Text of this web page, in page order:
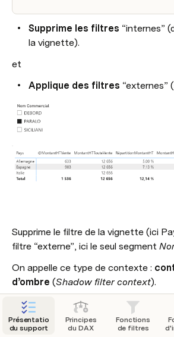
Supprime les filtres “internes”
la vignette).
et
Applique des filtres “externes”
Supprime le filtre de la vignette (ici
filtre “externe”, ici le seul segment
On appelle ce type de contexte :
d’ombre (Shadow filter context).
L’inverse de ALL VALUES
(qui
externes et applique les filtres
vignette).
Présentation
du support
Principes
du DAX
Fonctions
de filtres